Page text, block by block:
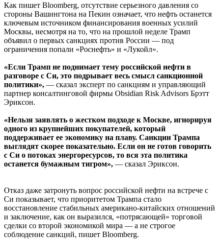
Как пишет Bloomberg, отсутствие серьезного давления со
стороны Вашингтона на Пекин означает, что нефть останется
ключевым источником финансирования военных усилий
Москвы, несмотря на то, что на прошлой неделе Трамп
объявил о первых санкциях против России — под
ограничения попали «Роснефть» и «Лукойл».
«Если Трамп не поднимает тему российской нефти в
разговоре с Си, это подрывает весь смысл санкционной
политики», — сказал эксперт по санкциям и управляющий
партнер консалтинговой фирмы Obsidian Risk Advisors Брэтт
Эриксон.
«Нельзя заявлять о жестком подходе к Москве, игнорируя
одного из крупнейших покупателей, который
поддерживает ее экономику на плаву. Санкции Трампа
выглядят скорее показательно. Если он не готов говорить
с Си о потоках энергоресурсов, то вся эта политика
останется бумажным тигром», — сказал Эриксон.
Отказ даже затронуть вопрос российской нефти на встрече с
Си показывает, что приоритетом Трампа стало
восстановление стабильных американо-китайских отношений
и заключение, как он выразился, «потрясающей» торговой
сделки со второй экономикой мира — а не строгое
соблюдение санкций, пишет Bloomberg.